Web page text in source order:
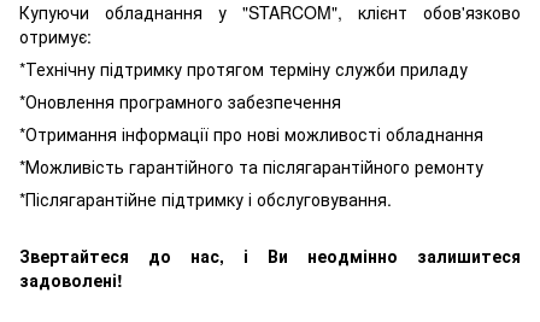
Купуючи обладнання у "STARCOM", клієнт обов'язково
отримує:
*Технічну підтримку протягом терміну служби приладу
*Оновлення програмного забезпечення
*Отримання інформації про нові можливості обладнання
*Можливість гарантійного та післягарантійного ремонту
*Післягарантійне підтримку і обслуговування.
Звертайтеся до нас, і Ви неодмінно залишитеся
задоволені!